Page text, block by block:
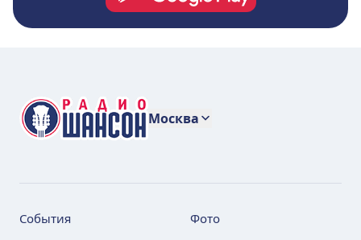
Москва
События
Фото